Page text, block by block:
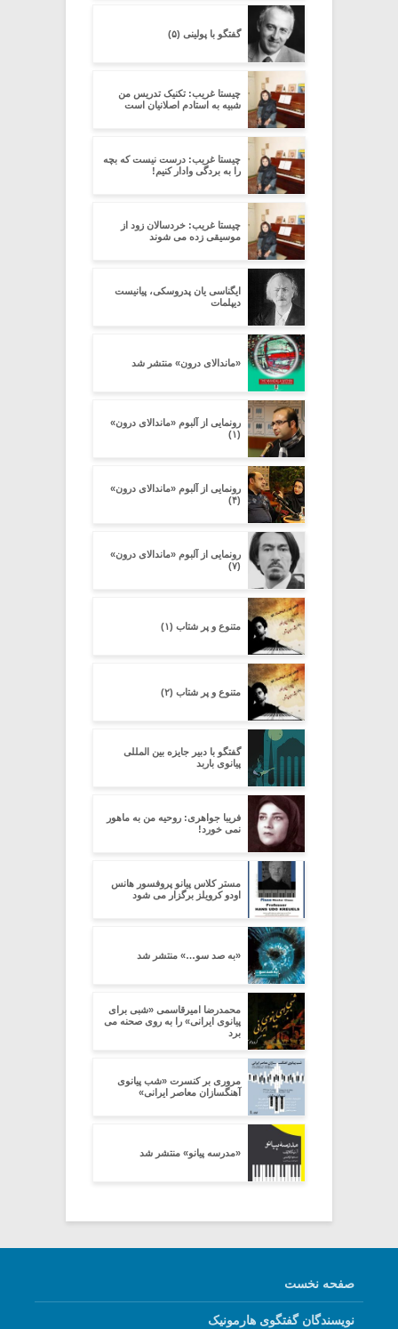
گفتگو با پولینی (۵)
چیستا غریب: تکنیک تدریس من
شبیه به استادم اصلانیان است
چیستا غریب: درست نیست که بچه
را به بردگی وادار کنیم!
چیستا غریب: خردسالان زود از
موسیقی زده می شوند
ایگناسی یان پدروسکی، پیانیست
دیپلمات
«ماندالای درون» منتشر شد
رونمایی از آلبوم «ماندالای درون»
(۱)
رونمایی از آلبوم «ماندالای درون»
(۴)
رونمایی از آلبوم «ماندالای درون»
(۷)
متنوع و پر شتاب (۱)
متنوع و پر شتاب (۲)
گفتگو با دبیر جایزه بین المللی
پیانوی باربد
فریبا جواهری: روحیه من به ماهور
نمی خورد!
مستر کلاس پیانو پروفسور هانس
اودو کرویلز برگزار می شود
«به صد سو…» منتشر شد
محمدرضا امیرقاسمی «شبی برای
پیانوی ایرانی» را به روی صحنه می
برد
مروری بر کنسرت «شب پیانوی
آهنگسازان معاصر ایرانی»
«مدرسه پیانو» منتشر شد
صفحه نخست
نویسندگان گفتگوی هارمونیک